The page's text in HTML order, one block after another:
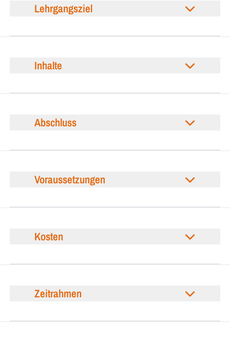
Lehrgangsziel
Inhalte
Abschluss
Voraussetzungen
Kosten
Zeitrahmen